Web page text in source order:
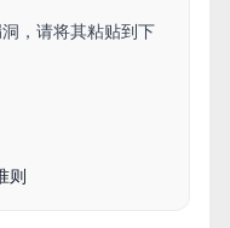
，请将其粘贴到下